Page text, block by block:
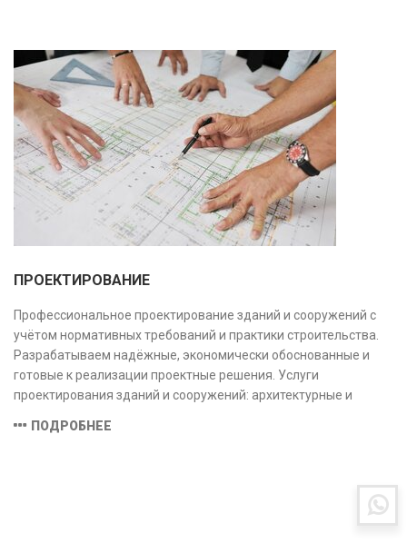
ПРОЕКТИРОВАНИЕ
Профессиональное проектирование зданий и сооружений с
учётом нормативных требований и практики строительства.
Разрабатываем надёжные, экономически обоснованные и
готовые к реализации проектные решения. Услуги
проектирования зданий и сооружений: архитектурные и
сметная документация. Полный цикл работ с учётом норм и
ПОДРОБНЕЕ